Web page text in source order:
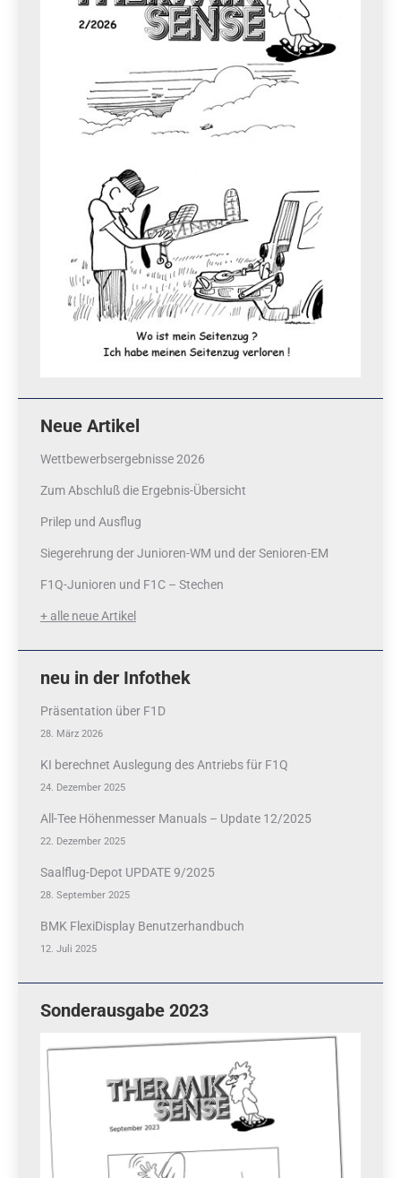
Neue Artikel
Wettbewerbsergebnisse 2026
Zum Abschluß die Ergebnis-Übersicht
Prilep und Ausflug
Siegerehrung der Junioren-WM und der Senioren-EM
F1Q-Junioren und F1C – Stechen
+ alle neue Artikel
neu in der Infothek
Präsentation über F1D
28. März 2026
KI berechnet Auslegung des Antriebs für F1Q
24. Dezember 2025
All-Tee Höhenmesser Manuals – Update 12/2025
22. Dezember 2025
Saalflug-Depot UPDATE 9/2025
28. September 2025
BMK FlexiDisplay Benutzerhandbuch
12. Juli 2025
Sonderausgabe 2023